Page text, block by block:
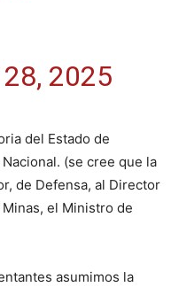
2025
del Estado de
(se cree que la
de Defensa, al Director
el Ministro de
asumimos la